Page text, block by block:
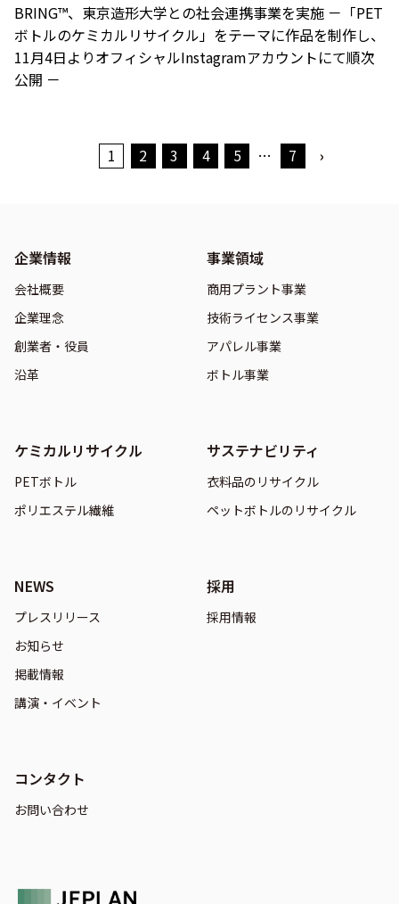
BRING™、東京造形大学との社会連携事業を実施 －「PET
ボトルのケミカルリサイクル」をテーマに作品を制作し、
11月4日よりオフィシャルInstagramアカウントにて順次
公開 －
1 2 3 4 5 … 7 ›
企業情報
会社概要
企業理念
創業者・役員
沿革
事業領域
商用プラント事業
技術ライセンス事業
アパレル事業
ボトル事業
ケミカルリサイクル
PETボトル
ポリエステル繊維
サステナビリティ
衣料品のリサイクル
ペットボトルのリサイクル
NEWS
プレスリリース
お知らせ
掲載情報
講演・イベント
採用
採用情報
コンタクト
お問い合わせ